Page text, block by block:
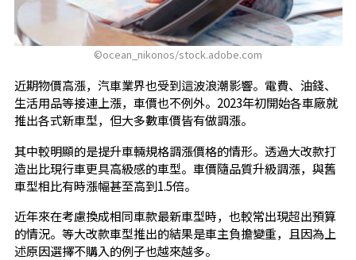
©ocean_nikonos/stock.adobe.com
近期物價高漲，汽車業界也受到這波浪潮影響。電費、油錢、
生活用品等接連上漲，車價也不例外。2023年初開始各車廠就
推出各式新車型，但大多數車價皆有做調漲。
其中較明顯的是提升車輛規格調漲價格的情形。透過大改款打
造出比現行車更具高級感的車型。車價隨品質升級調漲，與舊
車型相比有時漲幅甚至高到1.5倍。
近年來在考慮換成相同車款最新車型時，也較常出現超出預算
的情況。等大改款車型推出的結果是車主負擔變重，且因為上
述原因選擇不購入的例子也越來越多。